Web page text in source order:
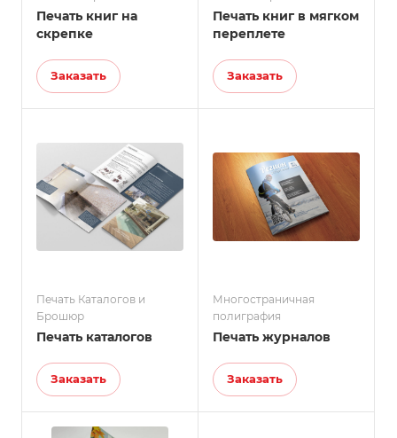
Печать книг на
скрепке
Заказать
Печать книг в мягком
переплете
Заказать
Печать Каталогов и
Брошюр
Печать каталогов
Заказать
Многостраничная
полиграфия
Печать журналов
Заказать